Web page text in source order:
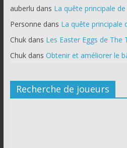
auberlu dans La quête principale
Personne dans La quête principale
Chukdans Les Easter Eggs de The
Chukdans Obtenir et améliorer le
Recherche de joueurs